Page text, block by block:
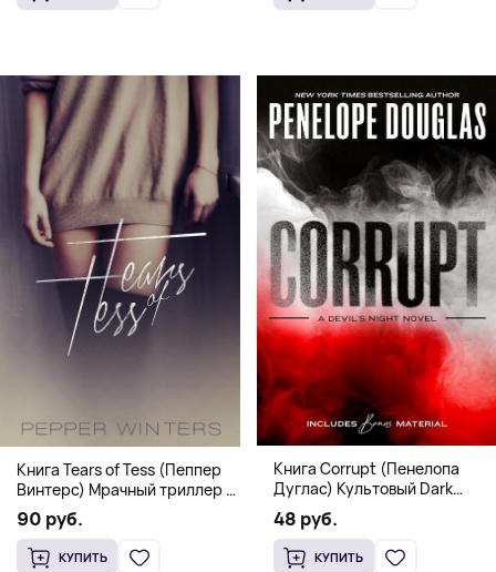
Книга Tears of Tess (Пеппер
Винтерс) Мрачный триллер о
выживании и страсти (18+)
90 руб.
КУПИТЬ
Книга Corrupt (Пенелопа
Дуглас) Культовый Dark
Romance бестселлер (18+)
48 руб.
КУПИТЬ